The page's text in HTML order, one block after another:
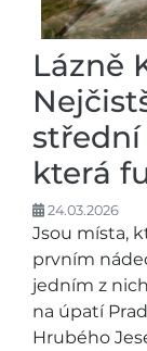
Lázně
střední
která
24.03.2026
Jsou místa,
prvním
jedním z
na úpatí
Hrubého